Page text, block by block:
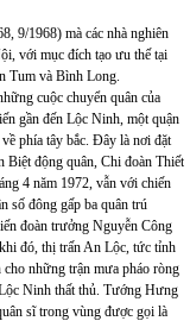
9/1968) mà các nhà nghiên
với mục đích tạo ưu thế tại
Tum và Bình Long.
cuộc chuyển quân của
gần đến Lộc Ninh, một quận
phía tây bắc. Đây là nơi đặt
Biệt động quân, Chi đoàn Thiết
4 năm 1972, vẫn với chiến
số đông gấp ba quân trú
đoàn trưởng Nguyễn Công
đó, thị trấn An Lộc, tức tỉnh
những trận mưa pháo ròng
Ninh thất thủ. Tướng Hưng
sĩ trong vùng được gọi là